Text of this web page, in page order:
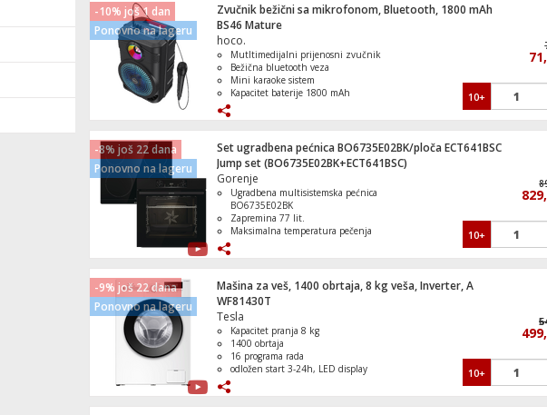
-10% još 1 dan
Ponovno na lageru
Zvučnik bežični sa mikrofonom, Bluetooth, 1800 mAh
BS46 Mature
hoco.
Mutltimedijalni prijenosni zvučnik
Bežična bluetooth veza
Mini karaoke sistem
Kapacitet baterije 1800 mAh
10+
-8% još 22 dana
Ponovno na lageru
Set ugradbena pećnica BO6735E02BK/ploča ECT641BSC
Jump set (BO6735E02BK+ECT641BSC)
Gorenje
Ugradbena multisistemska pećnica
BO6735E02BK
Zapremina 77 lit.
Maksimalna temperatura pečenja
Ugradbena staklokeramička ploča
ECT641BSC
Priključna snaga 6500 W
10+
-9% još 22 dana
Ponovno na lageru
Mašina za veš, 1400 obrtaja, 8 kg veša, Inverter, A
WF81430T
Tesla
Kapacitet pranja 8 kg
1400 obrtaja
16 programa rada
odložen start 3-24h, LED display
10+
Frižider ugradbeni, zapremina 301 lit., E
Klima uređaj, 9000Btu, 2.6/2.7 kW, A/A
Mašina za veš/sušilica, 1400 obrtaja, 8/5